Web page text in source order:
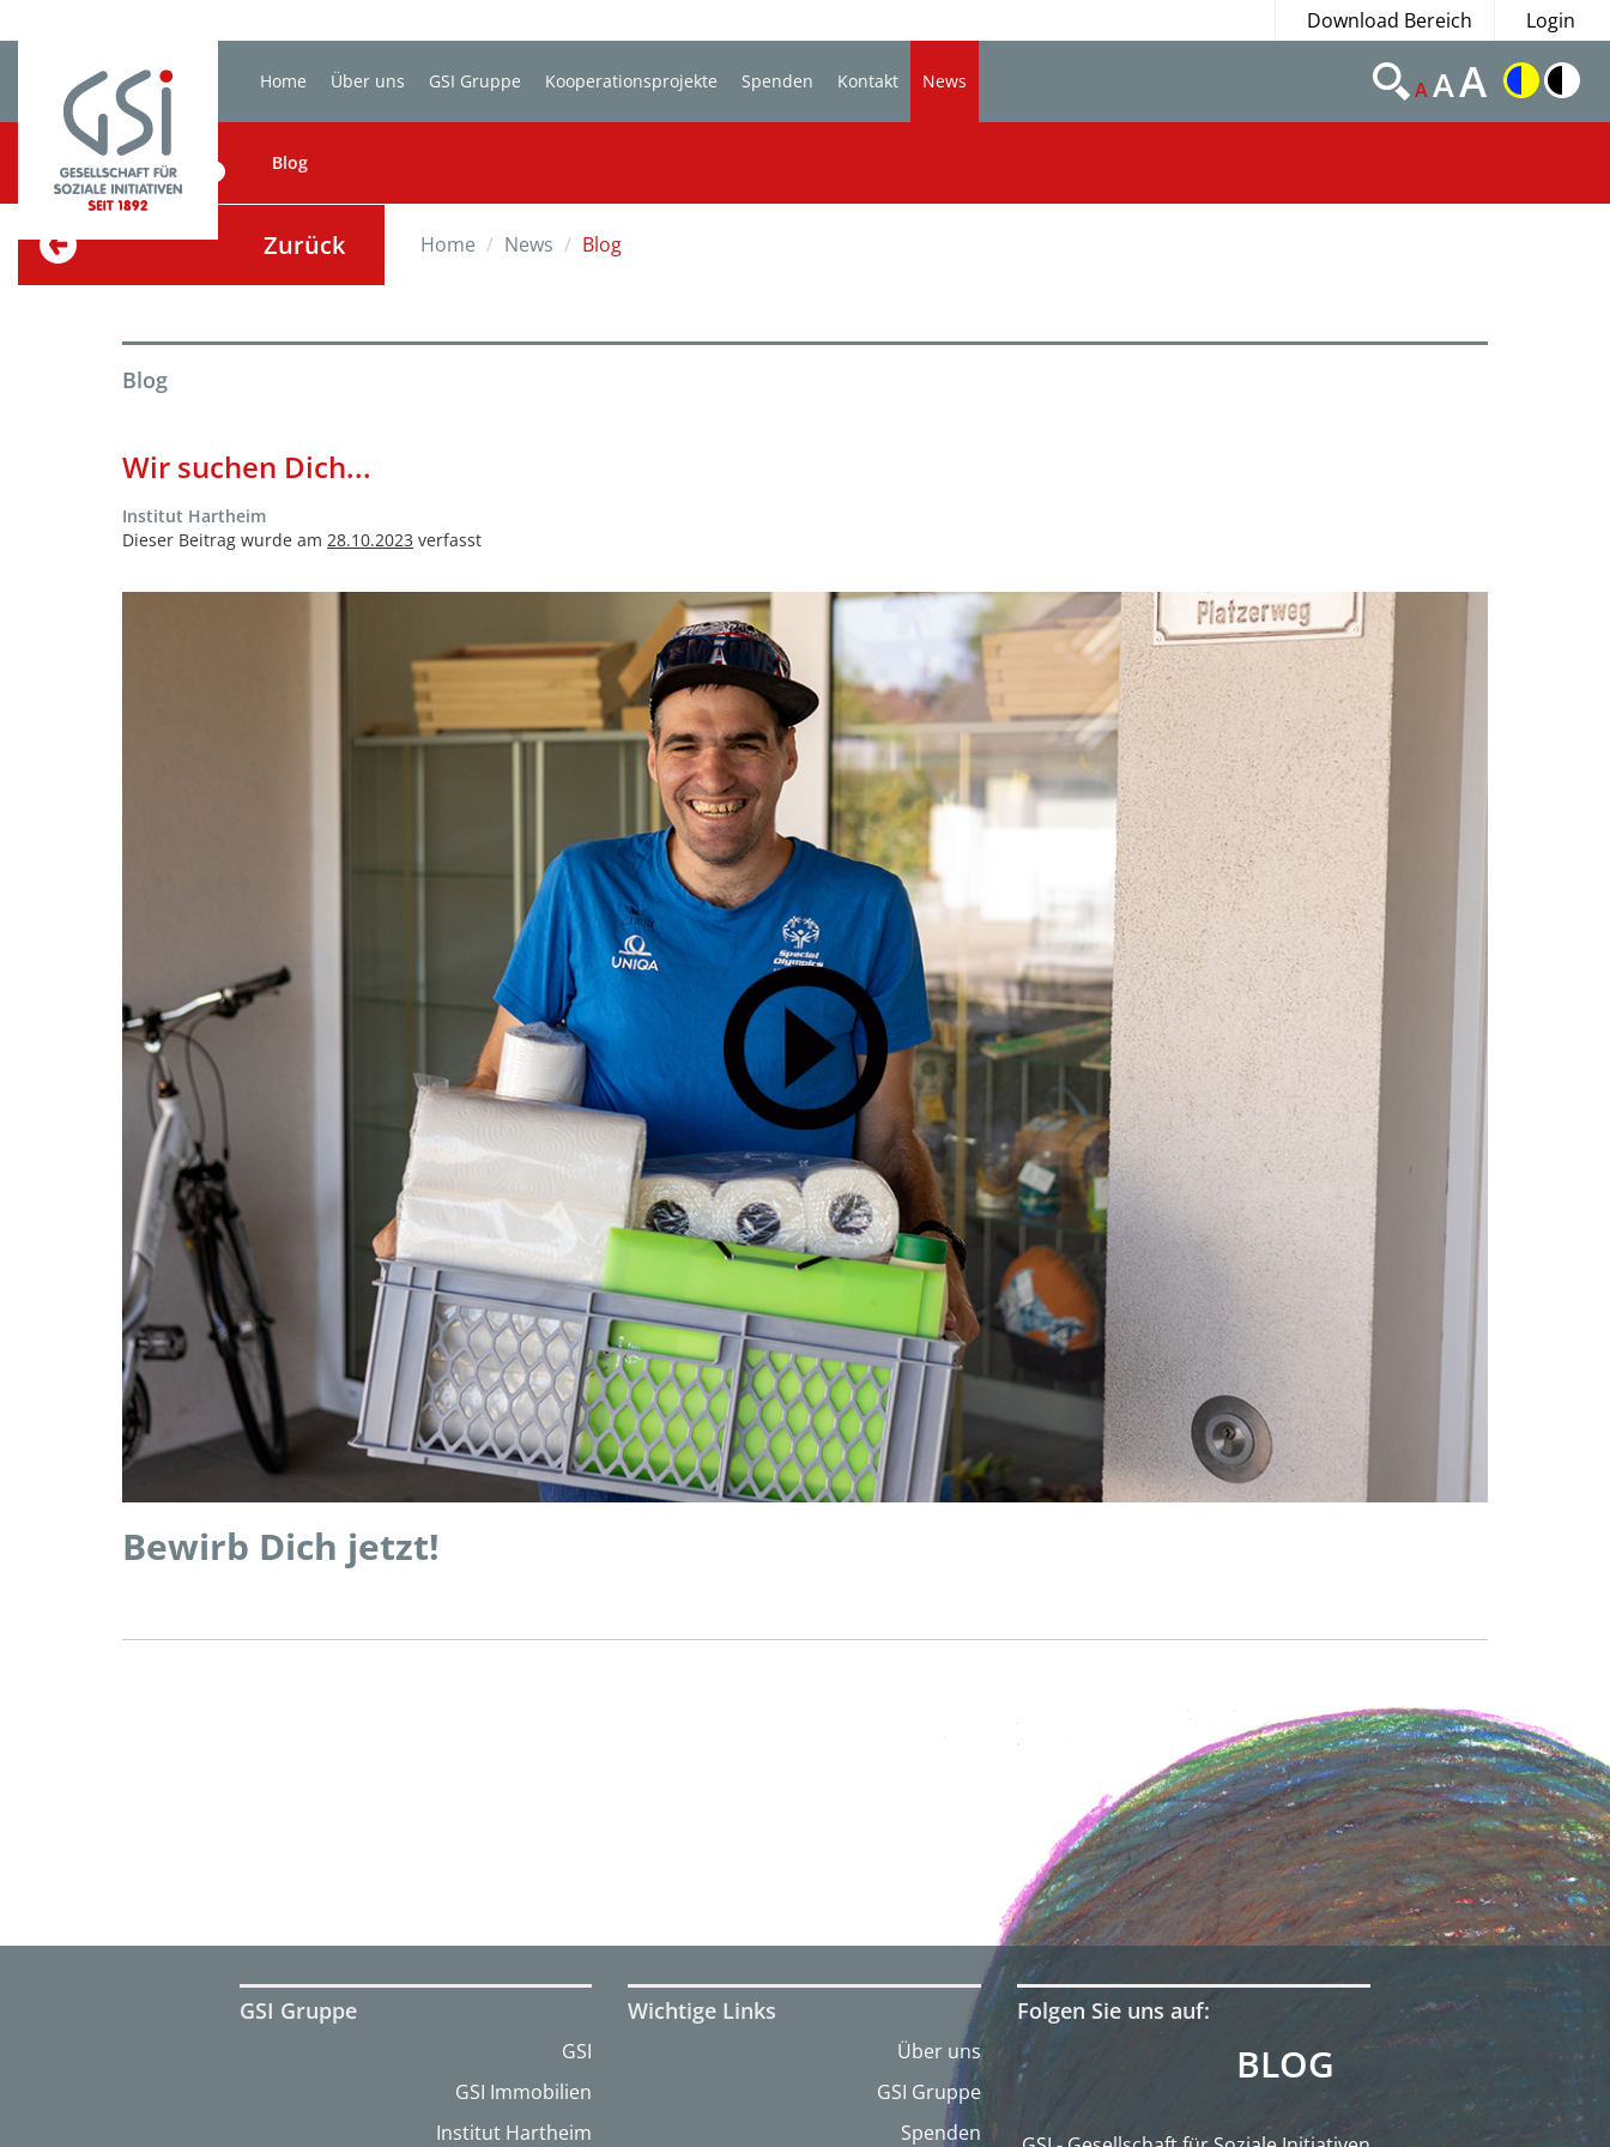
Download Bereich Login
Home Über uns GSI Gruppe Kooperationsprojekte Spenden Kontakt News
Blog
AAA
BLOG
Zurück Home News Blog
Blog
Wir suchen Dich...
Institut Hartheim
Dieser Beitrag wurde am 28.10.2023 verfasst
Bewirb Dich jetzt!
GSI Gruppe
GSI
GSI Immobilien
Institut Hartheim
Wichtige Links
Über uns
GSI Gruppe
Spenden
Folgen Sie uns auf:
BLOG